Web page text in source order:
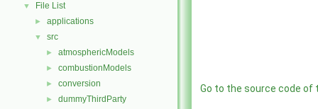
▼ File List
► applications
▼ src
► atmosphericModels
► combustionModels
► conversion
► dummyThirdParty
Go to the source code of